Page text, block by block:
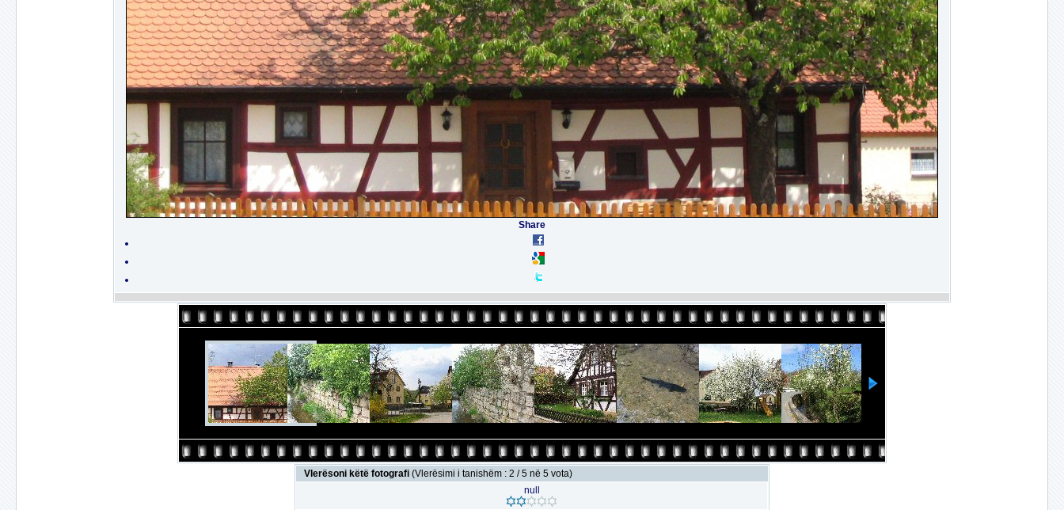
Share
Vlerësoni këtë fotografi (Vlerësimi i tanishëm : 2 / 5 në 5 vota)
null